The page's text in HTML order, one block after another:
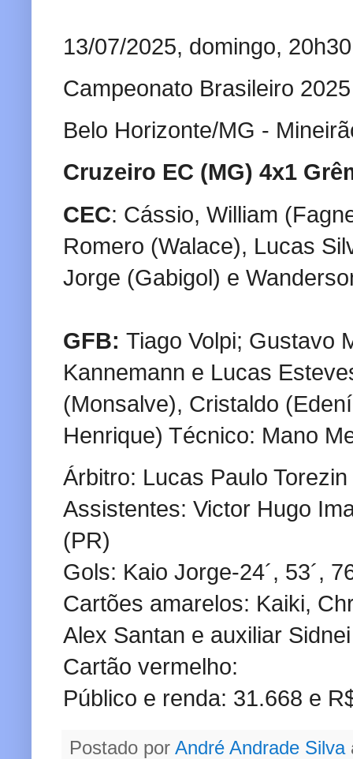
13/07/2025, domingo, 20h30
Campeonato Brasileiro
Belo Horizonte/MG -
Cruzeiro EC (MG) 4x1
CEC: Cássio, William
Romero (Walace), Lucas
Jorge (Gabigol) e
GFB: Tiago Volpi; Gustavo
Kannemann e Lucas
(Monsalve), Cristaldo
Henrique) Técnico: Mano
Árbitro: Lucas Paulo Torezin
Assistentes: Victor Hugo
(PR)
Gols: Kaio Jorge-24´, 53´,
Cartões amarelos: Kaiki,
Alex Santan e auxiliar
Cartão vermelho:
Público e renda: 31.668 e
Postado por André Andrade Silva